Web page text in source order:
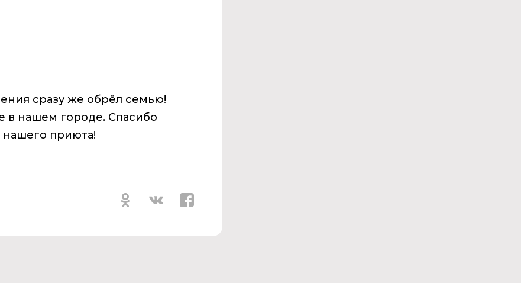
сразу же обрёл семью!
в нашем городе. Спасибо
приюта!